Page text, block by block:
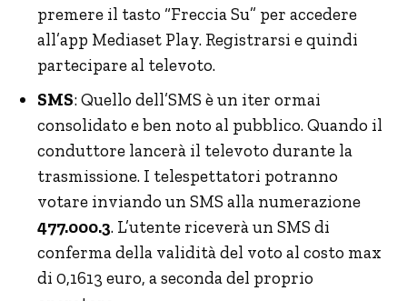
premere il tasto “Freccia Su” per accedere
all’app Mediaset Play. Registrarsi e quindi
partecipare al televoto.
SMS: Quello dell’SMS è un iter ormai
consolidato e ben noto al pubblico. Quando il
conduttore lancerà il televoto durante la
trasmissione. I telespettatori potranno
votare inviando un SMS alla numerazione
477.000.3. L’utente riceverà un SMS di
conferma della validità del voto al costo max
di 0,1613 euro, a seconda del proprio